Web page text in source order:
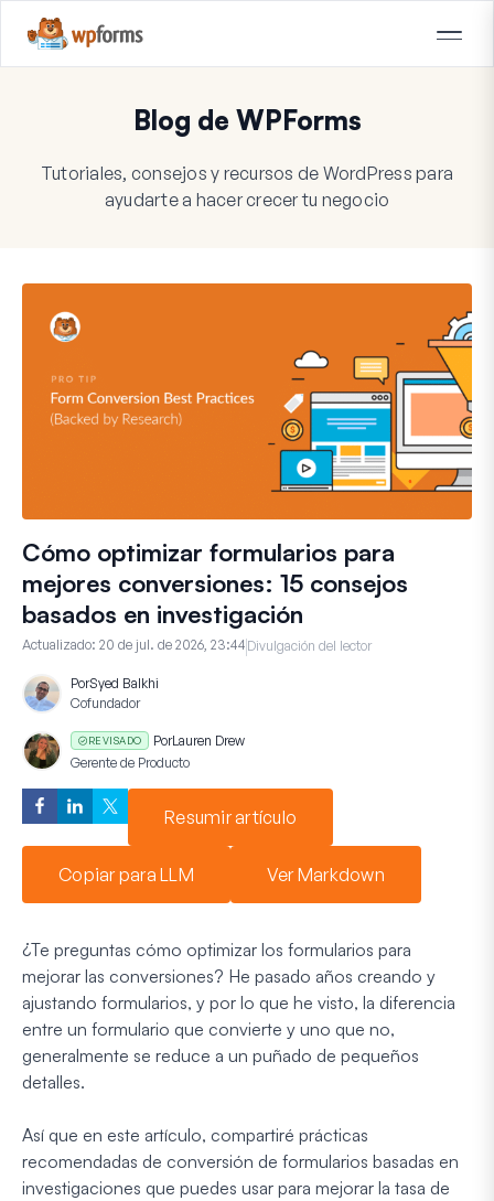
Blog de WPForms
Tutoriales, consejos y recursos de WordPress para
ayudarte a hacer crecer tu negocio
Cómo optimizar formularios para
mejores conversiones: 15 consejos
basados en investigación
Actualizado: 20 de jul. de 2026, 23:44 Divulgación del lector
PorSyed Balkhi
Cofundador
REVISADO PorLauren Drew
Gerente de Producto
Resumir artículo
Copiar para LLM Ver Markdown
¿Te preguntas cómo optimizar los formularios para
mejorar las conversiones? He pasado años creando y
ajustando formularios, y por lo que he visto, la diferencia
entre un formulario que convierte y uno que no,
generalmente se reduce a un puñado de pequeños
detalles.
Así que en este artículo, compartiré prácticas
recomendadas de conversión de formularios basadas en
investigaciones que puedes usar para mejorar la tasa de